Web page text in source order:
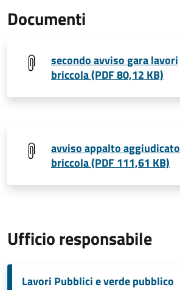
Documenti
secondo avviso gara lavori
briccola (PDF 80,12 KB)
avviso appalto aggiudicato
briccola (PDF 111,61 KB)
Ufficio responsabile
Lavori Pubblici e verde pubblico